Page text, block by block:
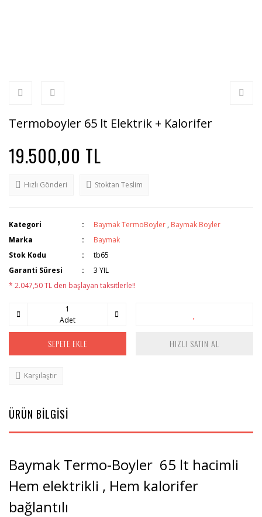
Termoboyler 65 lt Elektrik + Kalorifer
19.500,00 TL
Hızlı Gönderi Stoktan Teslim
Kategori Baymak TermoBoyler , Baymak Boyler
Marka
Baymak
Stok Kodu
tb65
Garanti Süresi
3 YIL
* 2.047,50 TL den başlayan taksitlerle!!
Adet
SEPETE EKLE HIZLI SATIN AL
Karşılaştır
ÜRÜN BİLGİSİ
Baymak Termo-Boyler 65 lt hacimli
Hem elektrikli , Hem kalorifer
bağlantılı